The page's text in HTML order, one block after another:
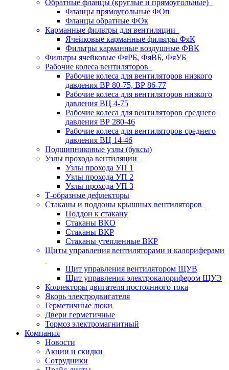
Обратные фланцы (круглые и прямоугольные)
Фланцы прямоугольные ФОп
Фланцы обратные ФОк
Карманные фильтры для вентиляции
Ячейковые карманные фильтры ФяК
Фильтры карманные воздушные ФВК
Фильтры ячейковые ФяРБ, ФяВБ, ФяУБ
Рабочие колеса вентиляторов
Рабочие колеса для вентиляторов низкого
давления ВР 80-75, ВР 86-77
Рабочие колеса для вентиляторов низкого
давления ВЦ 4-75
Рабочие колеса для вентиляторов среднего
давления ВР 280-46
Рабочие колеса для вентиляторов среднего
давления ВЦ 14-46
Подшипниковые узлы (буксы)
Узлы прохода вентиляции
Узлы прохода УП 1
Узлы прохода УП 2
Узлы прохода УП 3
Т-образные дефлекторы
Стаканы и поддоны крышных вентиляторов
Поддон к стакану
Стаканы ВКО
Стаканы ВКР
Стаканы утепленные ВКР
Щиты управления вентиляторами и калориферами
Щит управления вентилятором ЩУВ
Щит управления электрокалорифером ЩУЭ
Коллекторы двигателя постоянного тока
Якорь электродвигателя
Герметичные люки
Двери герметичные
Тормоз электромагнитный
Компания
Новости
Акции и скидки
Сотрудники